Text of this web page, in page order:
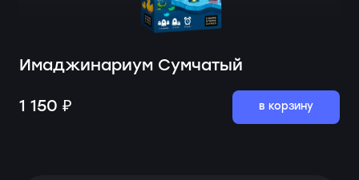
Имаджинариум Сумчатый
1 150 ₽
в корзину